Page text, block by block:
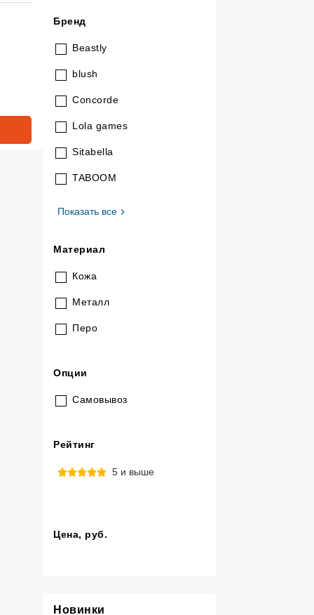
Бренд
Beastly
blush
Concorde
Lola games
Sitabella
TABOOM
Показать все, Бренд
Материал
Кожа
Металл
Перо
Опции
Самовывоз
Рейтинг
5 и выше
Цена, руб.
Новинки